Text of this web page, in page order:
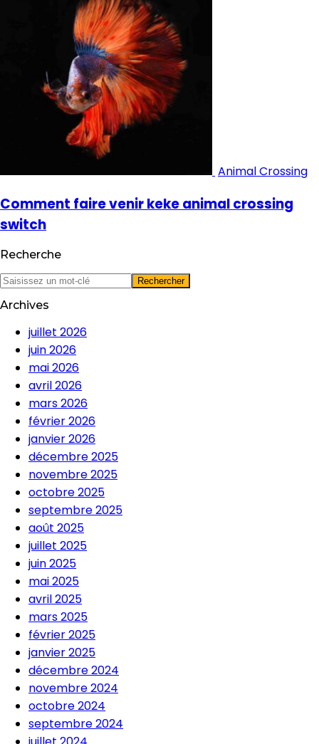
Animal Crossing
Comment faire venir keke animal crossing
switch
Recherche
Archives
juillet 2026
juin 2026
mai 2026
avril 2026
mars 2026
février 2026
janvier 2026
décembre 2025
novembre 2025
octobre 2025
septembre 2025
août 2025
juillet 2025
juin 2025
mai 2025
avril 2025
mars 2025
février 2025
janvier 2025
décembre 2024
novembre 2024
octobre 2024
septembre 2024